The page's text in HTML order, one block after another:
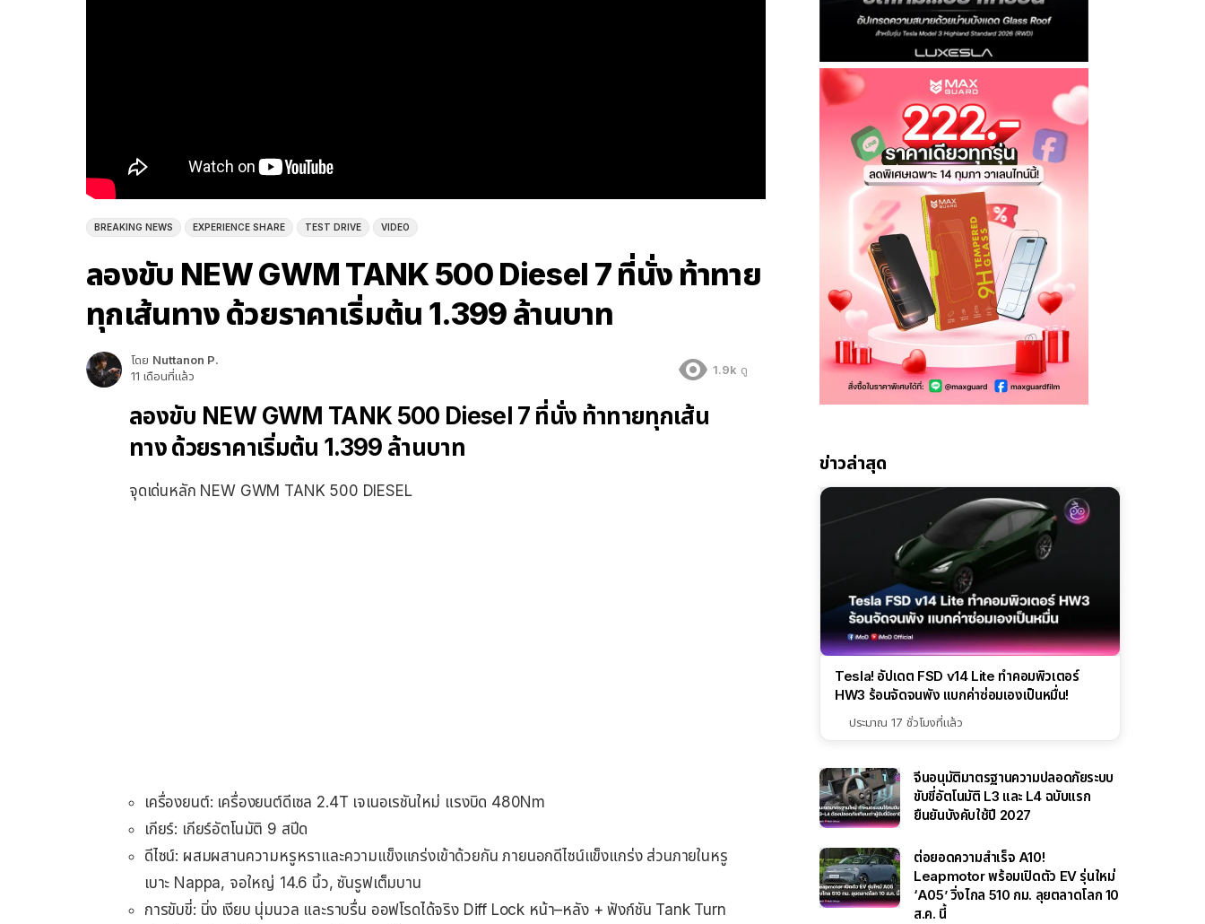
BREAKING NEWS EXPERIENCE SHARE TEST DRIVE VIDEO
ลองขับ NEW GWM TANK 500 Diesel 7 ที่นั่ง ท้าทาย
ทุกเส้นทาง ด้วยราคาเริ่มต้น 1.399 ล้านบาท
โดย Nuttanon P.
11 เดือนที่แล้ว
1.9k ดู
ลองขับ NEW GWM TANK 500 Diesel 7 ที่นั่ง ท้าทายทุกเส้น
ทาง ด้วยราคาเริ่มต้น 1.399 ล้านบาท
จุดเด่นหลัก NEW GWM TANK 500 DIESEL
เครื่องยนต์: เครื่องยนต์ดีเซล 2.4T เจเนอเรชันใหม่ แรงบิด 480Nm
เกียร์: เกียร์อัตโนมัติ 9 สปีด
ดีไซน์: ผสมผสานความหรูหราและความแข็งแกร่งเข้าด้วยกัน ภายนอกดีไซน์แข็งแกร่ง ส่วนภายในหรู
เบาะ Nappa, จอใหญ่ 14.6 นิ้ว, ซันรูฟเต็มบาน
การขับขี่: นิ่ง เงียบ นุ่มนวล และราบรื่น ออฟโรดได้จริง Diff Lock หน้า–หลัง + ฟังก์ชัน Tank Turn
ข่าวล่าสุด
Tesla! อัปเดต FSD v14 Lite ทำคอมพิวเตอร์
HW3 ร้อนจัดจนพัง แบกค่าซ่อมเองเป็นหมื่น!
ประมาณ 17 ชั่วโมงที่แล้ว
จีนอนุมัติมาตรฐานความปลอดภัยระบบ
ขับขี่อัตโนมัติ L3 และ L4 ฉบับแรก
ยืนยันบังคับใช้ปี 2027
ต่อยอดความสำเร็จ A10!
Leapmotor พร้อมเปิดตัว EV รุ่นใหม่
‘A05’ วิ่งไกล 510 กม. ลุยตลาดโลก 10
ส.ค. นี้